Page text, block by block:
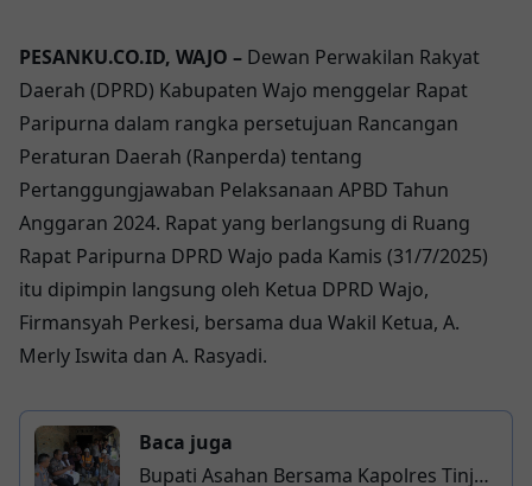
PESANKU.CO.ID, WAJO – Dewan Perwakilan Rakyat
Daerah (DPRD) Kabupaten Wajo menggelar Rapat
Paripurna dalam rangka persetujuan Rancangan
Peraturan Daerah (Ranperda) tentang
Pertanggungjawaban Pelaksanaan APBD Tahun
Anggaran 2024. Rapat yang berlangsung di Ruang
Rapat Paripurna DPRD Wajo pada Kamis (31/7/2025)
itu dipimpin langsung oleh Ketua DPRD Wajo,
Firmansyah Perkesi, bersama dua Wakil Ketua, A.
Merly Iswita dan A. Rasyadi.
Baca juga
Bupati Asahan Bersama Kapolres Tinjau